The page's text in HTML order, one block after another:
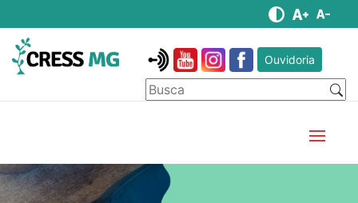
Ouvidoria